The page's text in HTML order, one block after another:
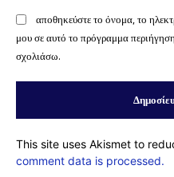
αποθηκεύστε το όνομα, το
μου σε αυτό το πρόγραμμα
σχολιάσω.
This site uses Akismet to
comment data is processed.